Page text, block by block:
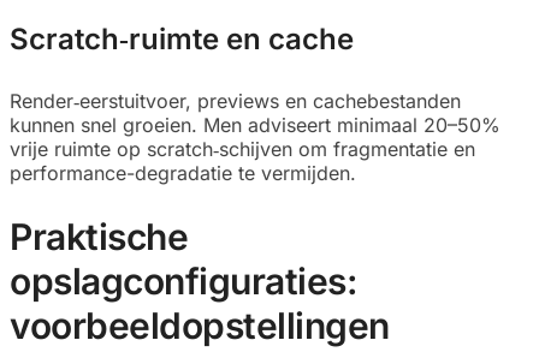
Scratch‑ruimte en cache
Render‑eerstuitvoer, previews en cachebestanden
kunnen snel groeien. Men adviseert minimaal 20–50%
vrije ruimte op scratch‑schijven om fragmentatie en
performance-degradatie te vermijden.
Praktische
opslagconfiguraties:
voorbeeldopstellingen